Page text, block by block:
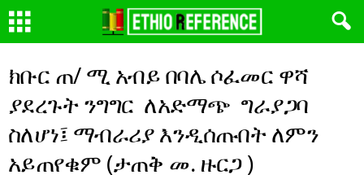
ክቡር ጠ/ ሚ አብይ በባሌ ሶፈመር ዋሻ
ያደረጉት ንግግር ለአድማጭ ግራያጋባ
ስለሆነ፤ ማብራሪያ እንዲሰጡበት ለምን
አይጠየቁም (ታጠቅ መ. ዙርጋ )